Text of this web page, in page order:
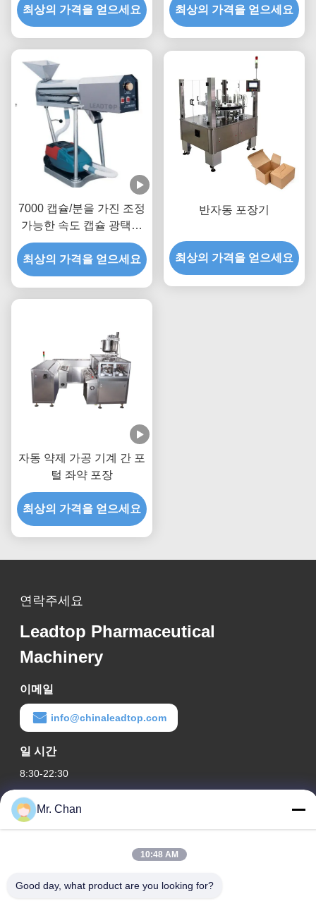
센서
최상의 가격을 얻으세요
가진 다차선 컨베이어
최상의 가격을 얻으세요
7000 캡슐/분을 가진 조정
가능한 속도 캡슐 광택기
약제 장비
최상의 가격을 얻으세요
반자동 포장기
최상의 가격을 얻으세요
자동 약제 가공 기계 간 포
털 좌약 포장
최상의 가격을 얻으세요
연락주세요
Leadtop Pharmaceutical
Machinery
이메일
info@chinaleadtop.com
일 시간
8:30-22:30
우리 주소
회사 주소
28th, Jiuan Rd, Jiuli Industrial Zone, Shangwang. Ruian 시, 절
공장 주소
Mr. Chan
10:48 AM
Good day, what product are you looking for?